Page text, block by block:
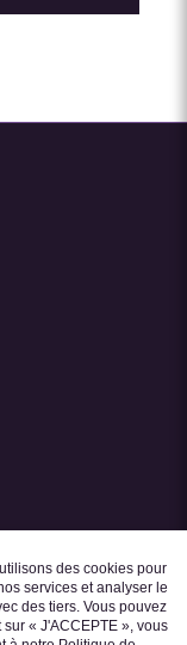
des cookies pour
services et analyser le
des tiers. Vous pouvez
« J'ACCEPTE », vous
TUTORIELS | BLOGUE
|